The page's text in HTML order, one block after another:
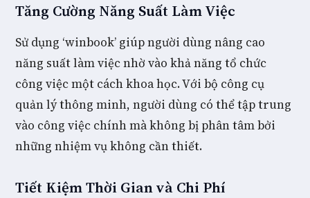
Tăng Cường Năng Suất Làm Việc
Sử dụng ‘winbook’ giúp người dùng nâng cao
năng suất làm việc nhờ vào khả năng tổ chức
công việc một cách khoa học. Với bộ công cụ
quản lý thông minh, người dùng có thể tập trung
vào công việc chính mà không bị phân tâm bởi
những nhiệm vụ không cần thiết.
Tiết Kiệm Thời Gian và Chi Phí